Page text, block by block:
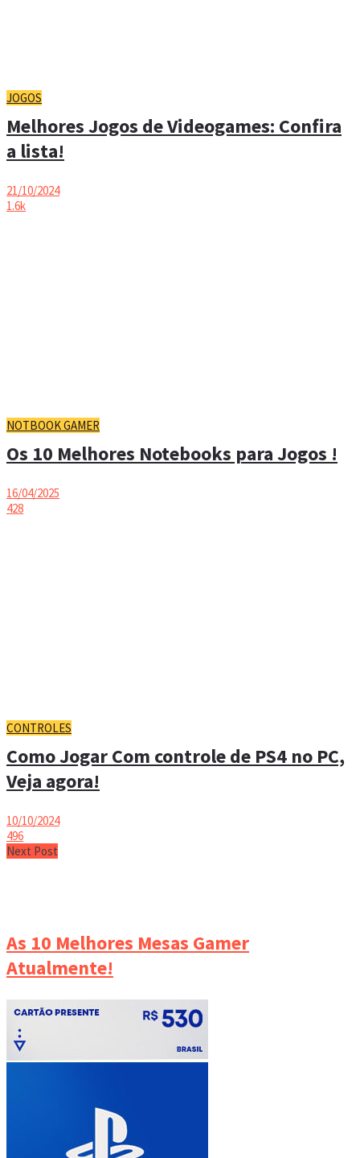
JOGOS
Melhores Jogos de Videogames: Confira
a lista!
21/10/2024
1.6k
NOTBOOK GAMER
Os 10 Melhores Notebooks para Jogos !
16/04/2025
428
CONTROLES
Como Jogar Com controle de PS4 no PC,
Veja agora!
10/10/2024
496
Next Post
As 10 Melhores Mesas Gamer
Atualmente!